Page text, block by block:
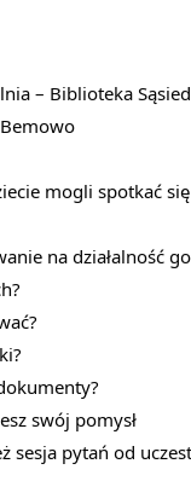
– Biblioteka
mogli spotkać
na działalność
swój pomysł
sesja pytań od